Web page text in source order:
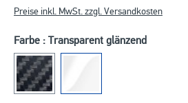
Preise inkl. MwSt. zzgl. Versandkosten
Farbe : Transparent glänzend